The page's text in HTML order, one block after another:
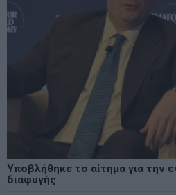
Υποβλήθηκε το αίτημα για την
διαφυγής